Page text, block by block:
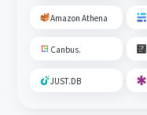
Amazon Athena
Canbus.
JUST.DB